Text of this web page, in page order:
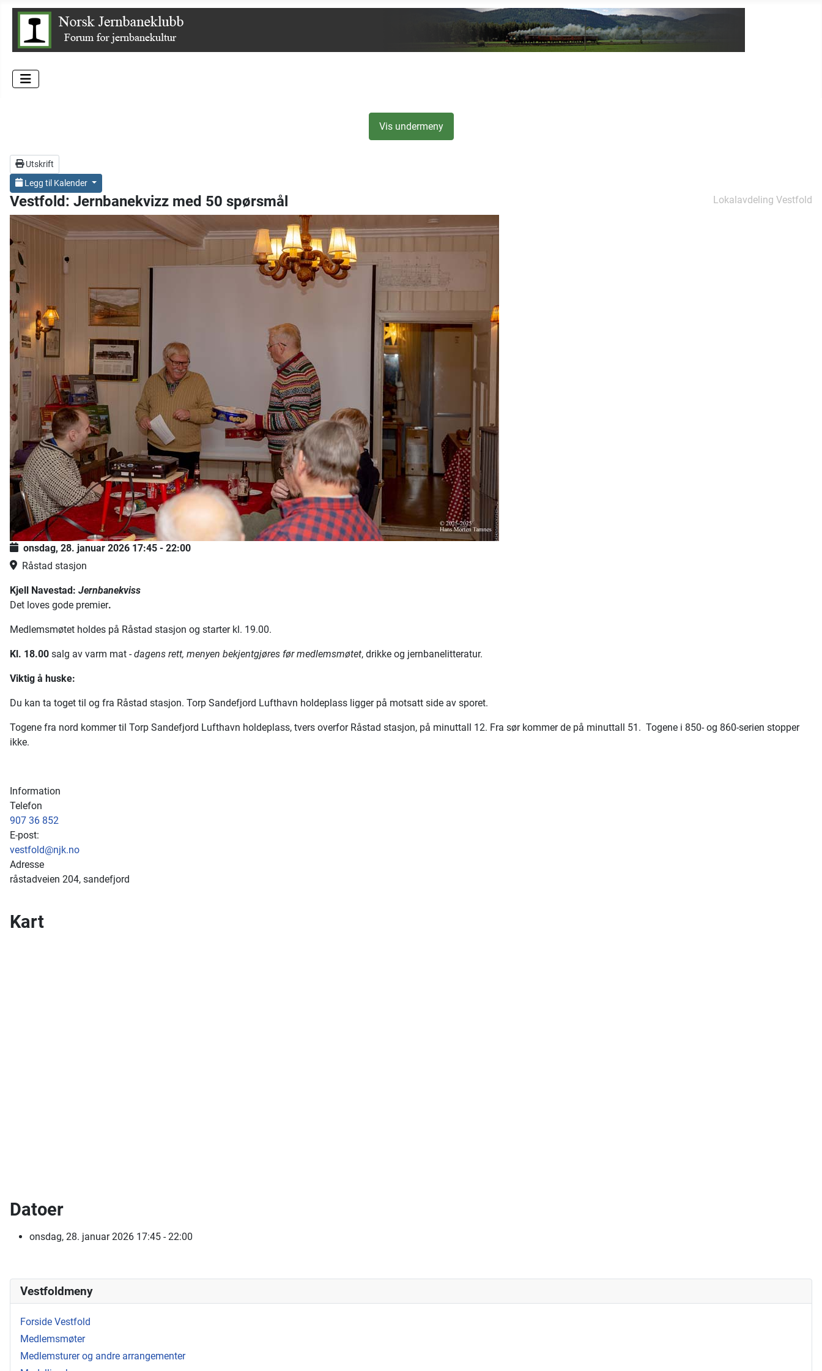
Vestfoldmeny
Forside Vestfold
Medlemsmøter
Medlemsturer og andre arrangementer
Vis undermeny
Utskrift
Legg til Kalender
Vestfold: Jernbanekvizz med 50 spørsmål Lokalavdeling Vestfold
onsdag, 28. januar 2026 17:45 - 22:00
Råstad stasjon
Kjell Navestad: Jernbanekviss
Det loves gode premier.
Medlemsmøtet holdes på Råstad stasjon og starter kl. 19.00.
Kl. 18.00 salg av varm mat -dagens rett, menyen bekjentgjøres før medlemsmøtet, drikke og jernbanelitteratur.
Viktig å huske:
Du kan ta toget til og fra Råstad stasjon. Torp Sandefjord Lufthavn holdeplass ligger på motsatt side av sporet.
Togene fra nord kommer til Torp Sandefjord Lufthavn holdeplass, tvers overfor Råstad stasjon, på minuttall 12. Fra sør kommer de på minuttall 51. Togene i 850- og 860-serien stopper
ikke.
Information
Telefon
907 36 852
E-post:
vestfold@njk.no
Adresse
råstadveien 204, sandefjord
Kart
Datoer
onsdag, 28. januar 2026 17:45 - 22:00